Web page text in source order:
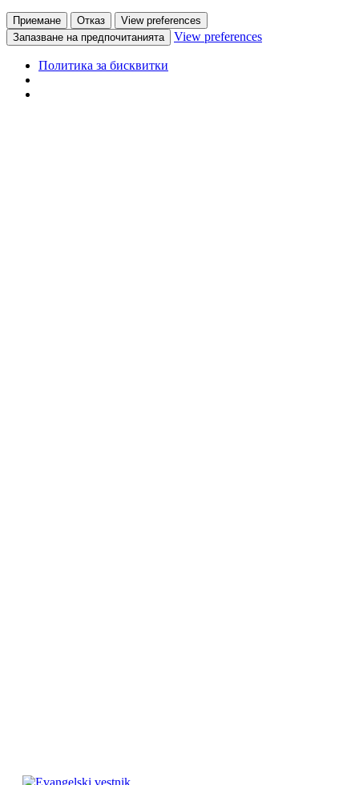
Приемане Отказ
View preferences
Запазване на предпочитанията
View preferences
Политика за бисквитки